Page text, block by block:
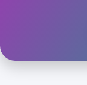
Anasayfa